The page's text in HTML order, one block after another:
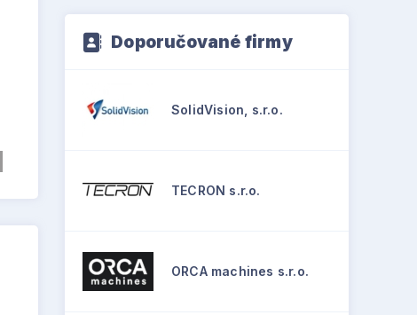
Doporučované firmy
SolidVision, s.r.o.
TECRON s.r.o.
ORCA machines s.r.o.